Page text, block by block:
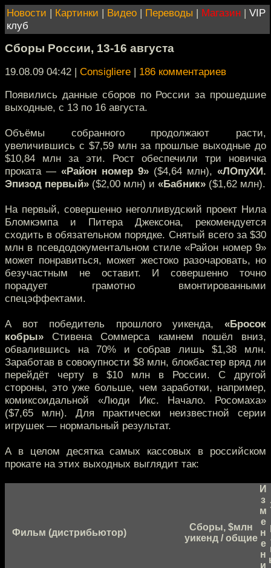
Новости | Картинки | Видео | Переводы | Магазин | VIP
клуб
Сборы России, 13-16 августа
19.08.09 04:42 | Consigliere | 186 комментариев
Появились данные сборов по России за прошедшие
выходные, с 13 по 16 августа.
Объёмы собранного продолжают расти,
увеличившись с $7,59 млн за прошлые выходные до
$10,84 млн за эти. Рост обеспечили три новичка
проката — «Район номер 9» ($4,64 млн), «ЛОпуХИ.
Эпизод первый» ($2,00 млн) и «Бабник» ($1,62 млн).
На первый, совершенно неголливудский проект Нила
Бломкэмпа и Питера Джексона, рекомендуется
сходить в обязательном порядке. Снятый всего за $30
млн в псевдодокументальном стиле «Район номер 9»
может понравиться, может жестоко разочаровать, но
безучастным не оставит. И совершенно точно
порадует грамотно вмонтированными
спецэффектами.
А вот победитель прошлого уикенда, «Бросок
кобры» Стивена Соммерса камнем пошёл вниз,
обвалившись на 70% и собрав лишь $1,38 млн.
Заработав в совокупности $8 млн, блокбастер вряд ли
перейдёт черту в $10 млн в России. С другой
стороны, это уже больше, чем заработки, например,
комиксоидальной «Люди Икс. Начало. Росомаха»
($7,65 млн). Для практически неизвестной серии
игрушек — нормальный результат.
А в целом десятка самых кассовых в российском
прокате на этих выходных выглядит так:
Фильм (дистрибьютор)
Сборы, $млн
уикенд / общие
И
з
м
е
н
е
н
и